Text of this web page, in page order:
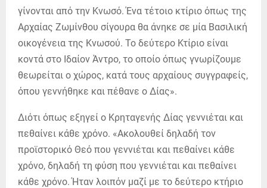
γίνονται από την Κνωσό. Ένα τέτοιο κτίριο όπως της
Αρχαίας Ζωμίνθου σίγουρα θα άνηκε σε μία Βασιλική
οικογένεια της Κνωσού. Το δεύτερο Κτίριο είναι
κοντά στο Ιδαίον Άντρο, το οποίο όπως γνωρίζουμε
θεωρείται ο χώρος, κατά τους αρχαίους συγγραφείς,
όπου γεννήθηκε και πέθανε ο Δίας».
Διότι όπως εξηγεί ο Κρηταγενής Δίας γεννιέται και
πεθαίνει κάθε χρόνο. «Ακολουθεί δηλαδή τον
προϊστορικό Θεό που γεννιέται και πεθαίνει κάθε
χρόνο, δηλαδή τη φύση που γεννιέται και πεθαίνει
κάθε χρόνο. Ήταν λοιπόν μαζί με το δεύτερο κτήριο